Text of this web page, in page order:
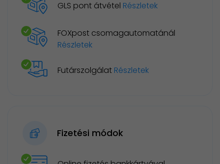
GLS pont átvétel Részletek
FOXpost csomagautomatánál
Részletek
Futárszolgálat Részletek
Fizetési módok